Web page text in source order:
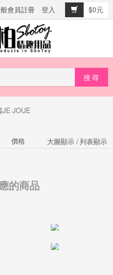
會員註冊 登入
$0元
JE JOUE
價格 大圖顯示 /列表顯示
的商品